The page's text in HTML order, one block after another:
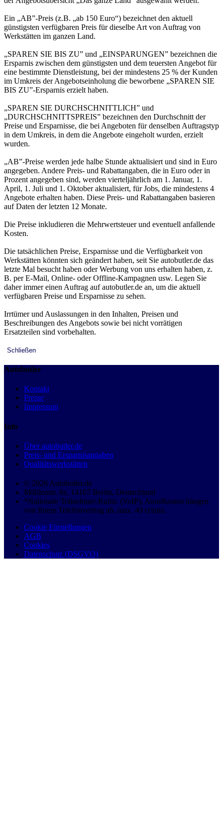
Ein „AB”-Preis (z.B. „ab 150 Euro“) bezeichnet den aktuell
günstigsten verfügbaren Preis für dieselbe Art von Auftrag von
Werkstätten im ganzen Land.
„SPAREN SIE BIS ZU” und „EINSPARUNGEN” bezeichnen die
Ersparnis zwischen dem günstigsten und dem teuersten Angebot für
eine bestimmte Dienstleistung, bei der mindestens 25 % der Kunden
im Umkreis der Angebotseinholung die beworbene „SPAREN SIE
BIS ZU”-Ersparnis erzielt haben.
„SPAREN SIE DURCHSCHNITTLICH” und
„DURCHSCHNITTSPREIS” bezeichnen den Durchschnitt der
Preise und Ersparnisse, die bei Angeboten für denselben Auftragstyp
in dem Umkreis, in dem die Angebote eingeholt wurden, erzielt
wurden.
„AB”-Preise werden jede halbe Stunde aktualisiert und sind in Euro
angegeben. Andere Preis- und Rabattangaben, die in Euro oder in
Prozent angegeben sind, werden vierteljährlich am 1. Januar, 1.
April, 1. Juli und 1. Oktober aktualisiert, für Jobs, die mindestens 4
Angebote erhalten haben. Diese Preis- und Rabattangaben basieren
auf Daten der letzten 12 Monate.
Die Preise inkludieren die Mehrwertsteuer und eventuell anfallende
Kosten.
Die tatsächlichen Preise, Ersparnisse und die Verfügbarkeit von
Werkstätten könnten sich geändert haben, seit Sie autobutler.de das
letzte Mal besucht haben oder Werbung von uns erhalten haben, z.
B. per E-Mail, Online- oder Offline-Kampagnen usw. Legen Sie
daher immer einen Auftrag auf autobutler.de an, um die aktuell
verfügbaren Preise und Ersparnisse zu sehen.
Irrtümer und Auslassungen in den Inhalten, Preisen und
Beschreibungen des Angebots sowie bei nicht vorrätigen
Ersatzteilen sind vorbehalten.
Schließen
Autobutler
Kontakt
Presse
Impressum
Info
Über autobutler.de
Preis- und Ersparnisangaben
Qualitätswerkstätten
© 2026 Autobutler.de
Mühlenstr. 8a, 14167 Berlin, Deutschland
*Nationale Teilnehmer-Rufnr. (VoIP), Anrufkosten hängen
von Ihrem Telefonvertrag ab, max. 49 ct/min.
Cookie Einstellungen
AGB
Cookies
Datenschutz (DSGVO)